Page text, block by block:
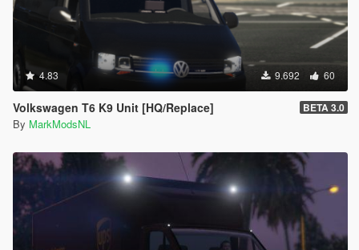
4.83 9.692 60
Volkswagen T6 K9 Unit [HQ/Replace] BETA 3.0
By MarkModsNL